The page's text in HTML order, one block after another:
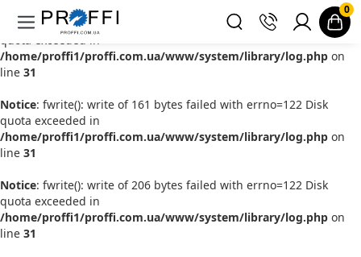
Notice : fwrite(): write of 201 bytes failed with errno=122 Disk
quota exceeded in
/home/proffi1/proffi.com.ua/www/system/library/log.php on
line 31
Notice: fwrite(): write of 161 bytes failed with errno=122 Disk
quota exceeded in
/home/proffi1/proffi.com.ua/www/system/library/log.php on
line 31
Notice: fwrite(): write of 206 bytes failed with errno=122 Disk
quota exceeded in
/home/proffi1/proffi.com.ua/www/system/library/log.php on
line 31
0